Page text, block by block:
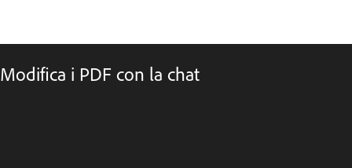
Modifica i PDF con la chat